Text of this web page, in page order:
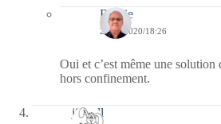
Bernie
29/03/2020/18:26
Oui et c’est même une solution
hors confinement.
jill bill